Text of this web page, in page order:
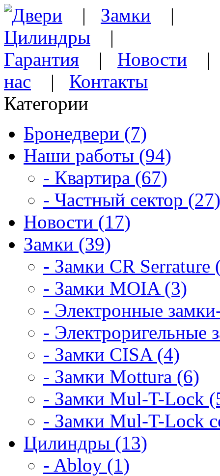
Двери | Замки |
Цилиндры |
Гарантия | Новости
нас | Контакты
Категории
Бронедвери (7)
Наши работы (94)
- Квартира (67)
- Частный сектор (27)
Новости (17)
Замки (39)
- Замки CR Serrature
- Замки MOIA (3)
- Электронные
-
- Замки CISA (4)
- Замки Mottura (6)
- Замки Mul-T-Lock
- Замки Mul-T-Lock
Цилиндры (13)
- Abloy (1)